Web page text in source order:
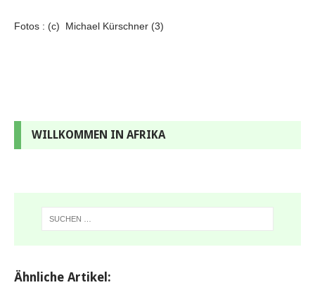
Fotos : (c) Michael Kürschner (3)
WILLKOMMEN IN AFRIKA
Ähnliche Artikel: